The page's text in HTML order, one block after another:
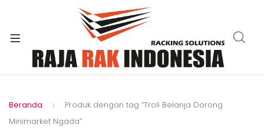
Beranda
Produk dengan tag “Troli Belanja Dorong
Minimarket Ngada”